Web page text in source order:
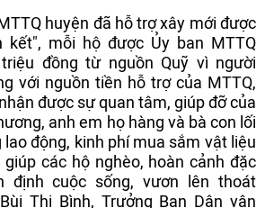
huyện đã hỗ trợ xây mới được
kết", mỗi hộ được Ủy ban MTTQ
đồng từ nguồn Quỹ vì người
với nguồn tiền hỗ trợ của MTTQ,
được sự quan tâm, giúp đỡ của
anh em họ hàng và bà con lối
động, kinh phí mua sắm vật liệu
các hộ nghèo, hoàn cảnh đặc
định cuộc sống, vươn lên thoát
Thị Bình, Trưởng Ban Dân vận